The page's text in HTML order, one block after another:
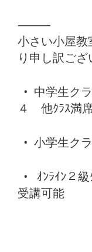
⸻
小さい小屋教
り申し訳ご
• 中学生ク
４ 他ｸﾗｽ満
• 小学生ク
• ｵﾝﾗｲﾝ２
受講可能